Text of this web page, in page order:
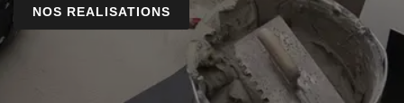
NOS REALISATIONS